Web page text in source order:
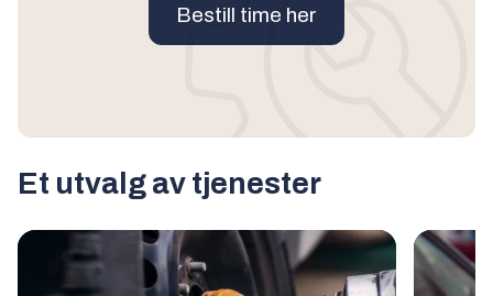
Bestill time her
Et utvalg av tjenester